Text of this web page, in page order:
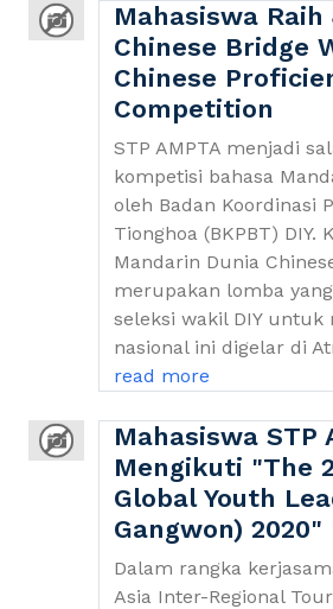
Mahasiswa Raih
Chinese Bridge
Chinese
Competition
STP AMPTA menjadi
kompetisi bahasa
oleh Badan Koordinasi
Tionghoa (BKPBT) DIY.
Mandarin Dunia
merupakan lomba
seleksi wakil DIY
nasional ini digelar di
read more
Mahasiswa STP
Mengikuti "The
Global Youth
Gangwon) 2020"
Dalam rangka
Asia Inter-Regional